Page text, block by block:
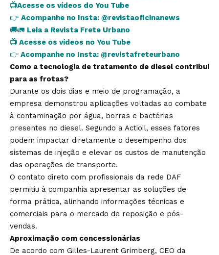
📺Acesse os vídeos do You Tube
👉 Acompanhe no Insta: @revistaoficinanews
🚚🚛 Leia a Revista Frete Urbano
📺 Acesse os vídeos no You Tube
👉 Acompanhe no Insta: @revistafreteurbano
Como a tecnologia de tratamento de diesel contribui
para as frotas?
Durante os dois dias e meio de programação, a
empresa demonstrou aplicações voltadas ao combate
à contaminação por água, borras e bactérias
presentes no diesel. Segundo a Actioil, esses fatores
podem impactar diretamente o desempenho dos
sistemas de injeção e elevar os custos de manutenção
das operações de transporte.
O contato direto com profissionais da rede DAF
permitiu à companhia apresentar as soluções de
forma prática, alinhando informações técnicas e
comerciais para o mercado de reposição e pós-
vendas.
Aproximação com concessionárias
De acordo com Gilles-Laurent Grimberg, CEO da